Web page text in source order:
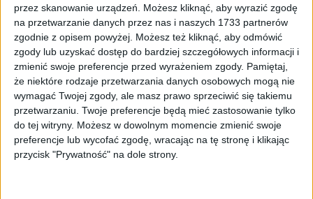
przez skanowanie urządzeń. Możesz kliknąć, aby wyrazić zgodę
na przetwarzanie danych przez nas i naszych 1733 partnerów
zgodnie z opisem powyżej. Możesz też kliknąć, aby odmówić
zgody lub uzyskać dostęp do bardziej szczegółowych informacji i
zmienić swoje preferencje przed wyrażeniem zgody. Pamiętaj,
że niektóre rodzaje przetwarzania danych osobowych mogą nie
wymagać Twojej zgody, ale masz prawo sprzeciwić się takiemu
przetwarzaniu. Twoje preferencje będą mieć zastosowanie tylko
do tej witryny. Możesz w dowolnym momencie zmienić swoje
preferencje lub wycofać zgodę, wracając na tę stronę i klikając
przycisk "Prywatność" na dole strony.
ZOBACZ WIĘCEJ